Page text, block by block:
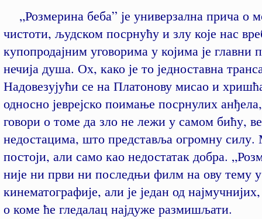
„Розмерина беба” је универзална прича о
чистоти, људском посрнућу и злу које нас
купопродајним уговорима у којима је главни
нечија душа. Ох, како је то једноставна
Надовезујући се на Платонову мисао и
односно јеврејско поимање посрнулих
говори о томе да зло не лежи у самом бићу,
недостацима, што представља огромну силу.
постоји, али само као недостатак добра.
није ни први ни последњи филм на ову тему
кинематографије, али је један од
о коме ће гледалац најдуже размишљати.